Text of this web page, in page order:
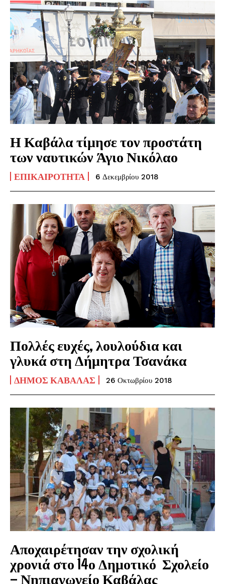
Η Καβάλα τίμησε τον προστάτη
των ναυτικών Άγιο Νικόλαο
ΕΠΙΚΑΙΡΌΤΗΤΑ 6 Δεκεμβρίου 2018
Πολλές ευχές, λουλούδια και
γλυκά στη Δήμητρα Τσανάκα
ΔΉΜΟΣ ΚΑΒΆΛΑΣ 26 Οκτωβρίου 2018
Αποχαιρέτησαν την σχολική
χρονιά στο 14ο Δημοτικό Σχολείο
– Νηπιαγωγείο Καβάλας